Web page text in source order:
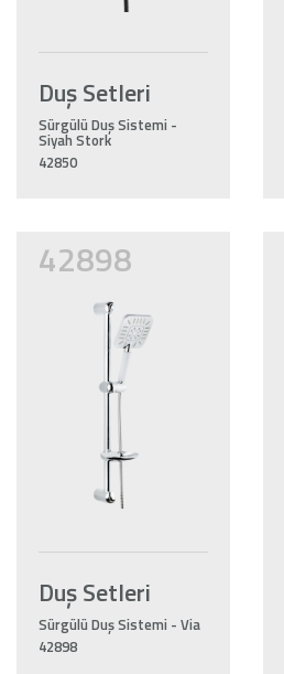
Duş Setleri
Sürgülü Duş Sistemi -
Siyah Stork
42850
42898
Duş Setleri
Sürgülü Duş Sistemi - Via
42898